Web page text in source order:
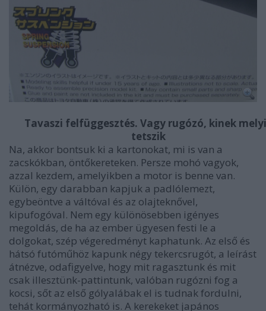
Tavaszi felfüggesztés. Vagy rugózó, kinek
tetszik
Na, akkor bontsuk ki a kartonokat, mi is van a
zacskókban, öntőkereteken. Persze mohó vagyok,
azzal kezdem, amelyikben a motor is benne van.
Külön, egy darabban kapjuk a padlólemezt,
egybeöntve a váltóval és az olajteknővel,
kipufogóval. Nem egy különösebben igényes
megoldás, de ha az ember ügyesen festi le a
dolgokat, szép végeredményt kaphatunk. Az első és
hátsó futóműhöz kapunk négy tekercsrugót, a leírást
átnézve, odafigyelve, hogy mit ragasztunk és mit
csak illesztünk-pattintunk, valóban rugózni fog a
kocsi, sőt az első gólyalábak el is tudnak fordulni,
tehát kormányozható is. A kerekeket japános